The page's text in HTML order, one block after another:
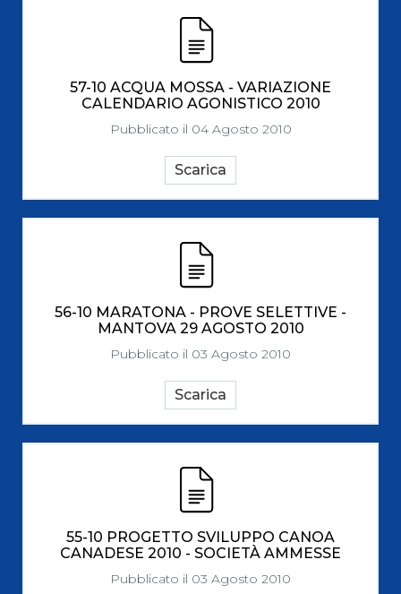
57-10 ACQUA MOSSA - VARIAZIONE
CALENDARIO AGONISTICO 2010
Pubblicato il 04 Agosto 2010
Scarica
56-10 MARATONA - PROVE SELETTIVE -
MANTOVA 29 AGOSTO 2010
Pubblicato il 03 Agosto 2010
Scarica
55-10 PROGETTO SVILUPPO CANOA
CANADESE 2010 - SOCIETÀ AMMESSE
Pubblicato il 03 Agosto 2010